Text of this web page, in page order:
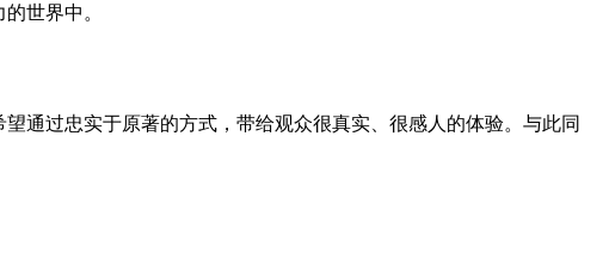
世界中。
通过忠实于原著的方式，带给观众很真实、很感人的体验。与此同